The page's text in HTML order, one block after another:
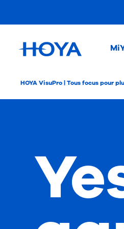
HOYA VisuPro | Tous focus pour